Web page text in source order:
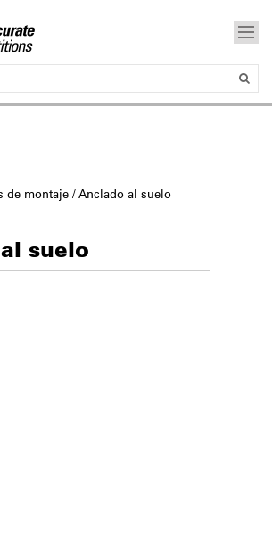
de montaje / Anclado al suelo
suelo